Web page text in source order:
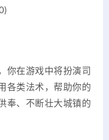
你在游戏中将扮演司
各类法术，帮助你的
奉、不断壮大城镇的